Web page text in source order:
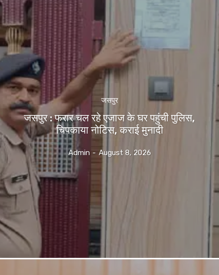
जसपुर
जसपुर : फरार चल रहे एजाज के घर पहुंची पुलिस,
चिपकाया नोटिस, कराई मुनादी
Admin - August 8, 2026